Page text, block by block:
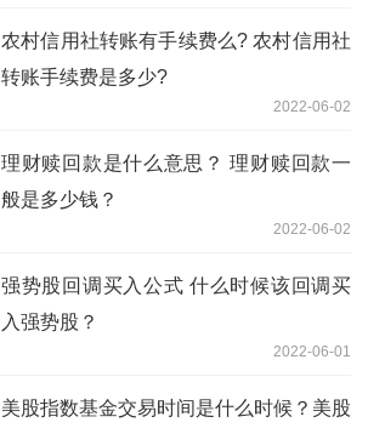
农村信用社转账有手续费么? 农村信用社
转账手续费是多少?
2022-06-02
理财赎回款是什么意思？ 理财赎回款一
般是多少钱？
2022-06-02
强势股回调买入公式 什么时候该回调买
入强势股？
2022-06-01
美股指数基金交易时间是什么时候？美股